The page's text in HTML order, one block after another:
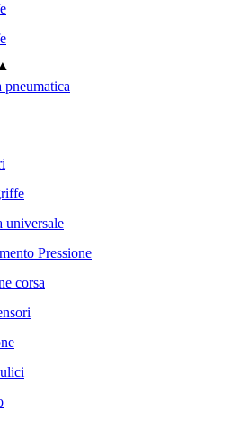
▲
pneumatica
universale
Pressione
corsa